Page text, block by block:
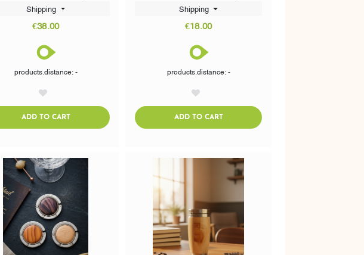
Shipping
€38.00
products.distance: -
ADD TO CARTADDTOCART
Shipping
€18.00
products.distance: -
ADD TO CARTADDTOCART